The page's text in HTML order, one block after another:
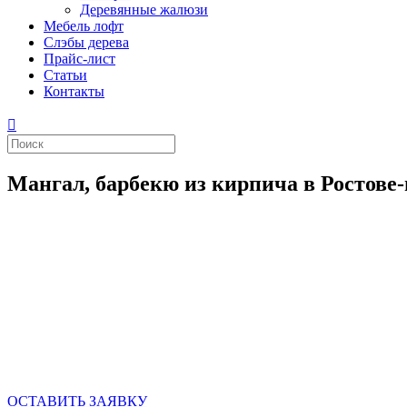
Деревянные жалюзи
Мебель лофт
Слэбы дерева
Прайс-лист
Статьи
Контакты
Мангал, барбекю из кирпича в
ОСТАВИТЬ ЗАЯВКУ